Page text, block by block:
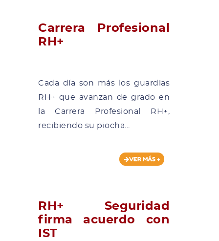
Carrera Profesional
RH+
Cada día son más los guardias
RH+ que avanzan de grado en
la Carrera Profesional RH+,
recibiendo su piocha...
VER MÁS +
RH+ Seguridad
firma acuerdo con
IST